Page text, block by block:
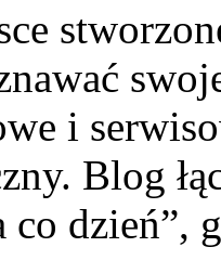
i
Blog
co